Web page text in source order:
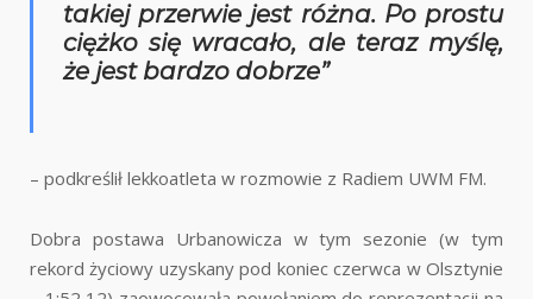
takiej przerwie jest różna. Po prostu
ciężko się wracało, ale teraz myślę,
że jest bardzo dobrze”
– podkreślił lekkoatleta w rozmowie z Radiem UWM FM.
Dobra postawa Urbanowicza w tym sezonie (w tym
rekord życiowy uzyskany pod koniec czerwca w Olsztynie